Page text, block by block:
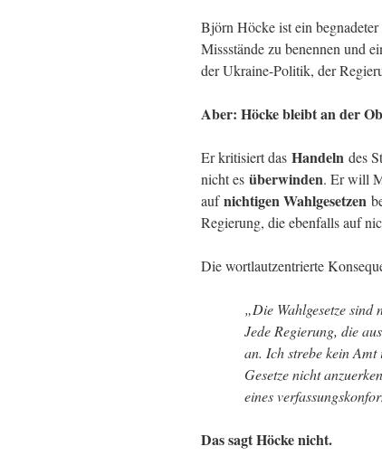
Björn Höcke ist ein
Missstände zu benennen und
der Ukraine-Politik, der
Aber: Höcke bleibt an der
Er kritisiert das Handeln des
nicht es überwinden. Er will
aufnichtigen Wahlgesetzen
Regierung, die ebenfalls auf
Die wortlautzentrierte
„Die Wahlgesetze sind
Jede Regierung, die
an. Ich strebe kein Amt
Gesetze nicht
eines
Das sagt Höcke nicht.